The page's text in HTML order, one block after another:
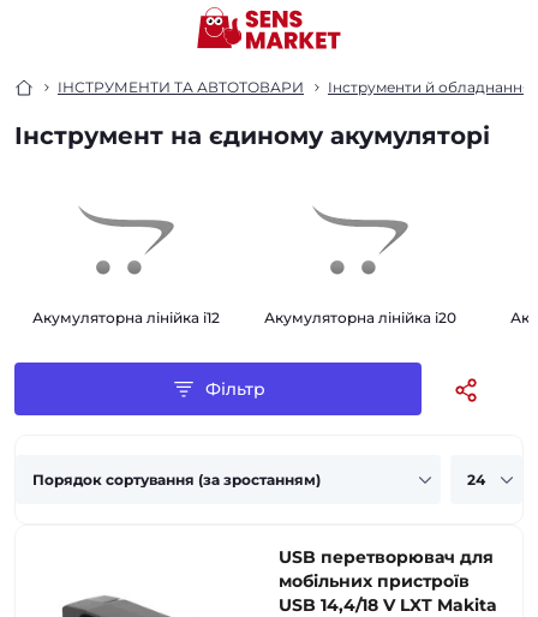
ІНСТРУМЕНТИ ТА АВТОТОВАРИ Інструменти й обладнання
Інструмент на єдиному акумуляторі
Акумуляторна лінійка i12 Акумуляторна лінійка i20
Фільтр
USB перетворювач для
мобільних пристроїв
USB 14,4/18 V LXT Makita